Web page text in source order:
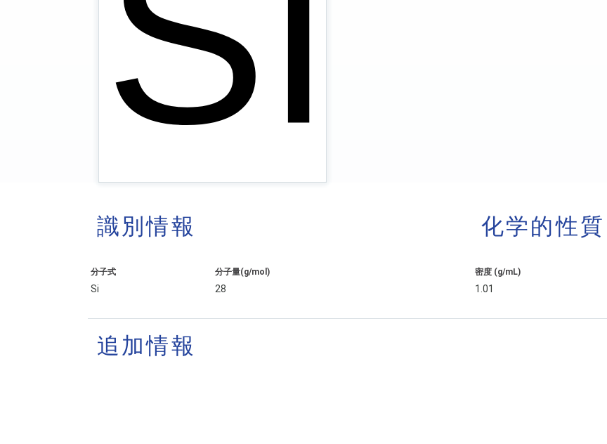
識別情報
分子式
Si
分子量(g/mol)
28
化学的性質
密度 (g/mL)
1.01
追加情報